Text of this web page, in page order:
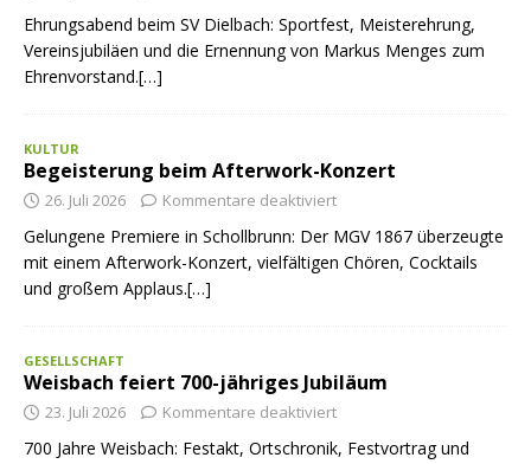
Ehrungsabend beim SV Dielbach: Sportfest, Meisterehrung,
Vereinsjubiläen und die Ernennung von Markus Menges zum
Ehrenvorstand.[…]
KULTUR
Begeisterung beim Afterwork-Konzert
26. Juli 2026 Kommentare deaktiviert
Gelungene Premiere in Schollbrunn: Der MGV 1867 überzeugte
mit einem Afterwork-Konzert, vielfältigen Chören, Cocktails
und großem Applaus.[…]
GESELLSCHAFT
Weisbach feiert 700-jähriges Jubiläum
23. Juli 2026 Kommentare deaktiviert
700 Jahre Weisbach: Festakt, Ortschronik, Festvortrag und